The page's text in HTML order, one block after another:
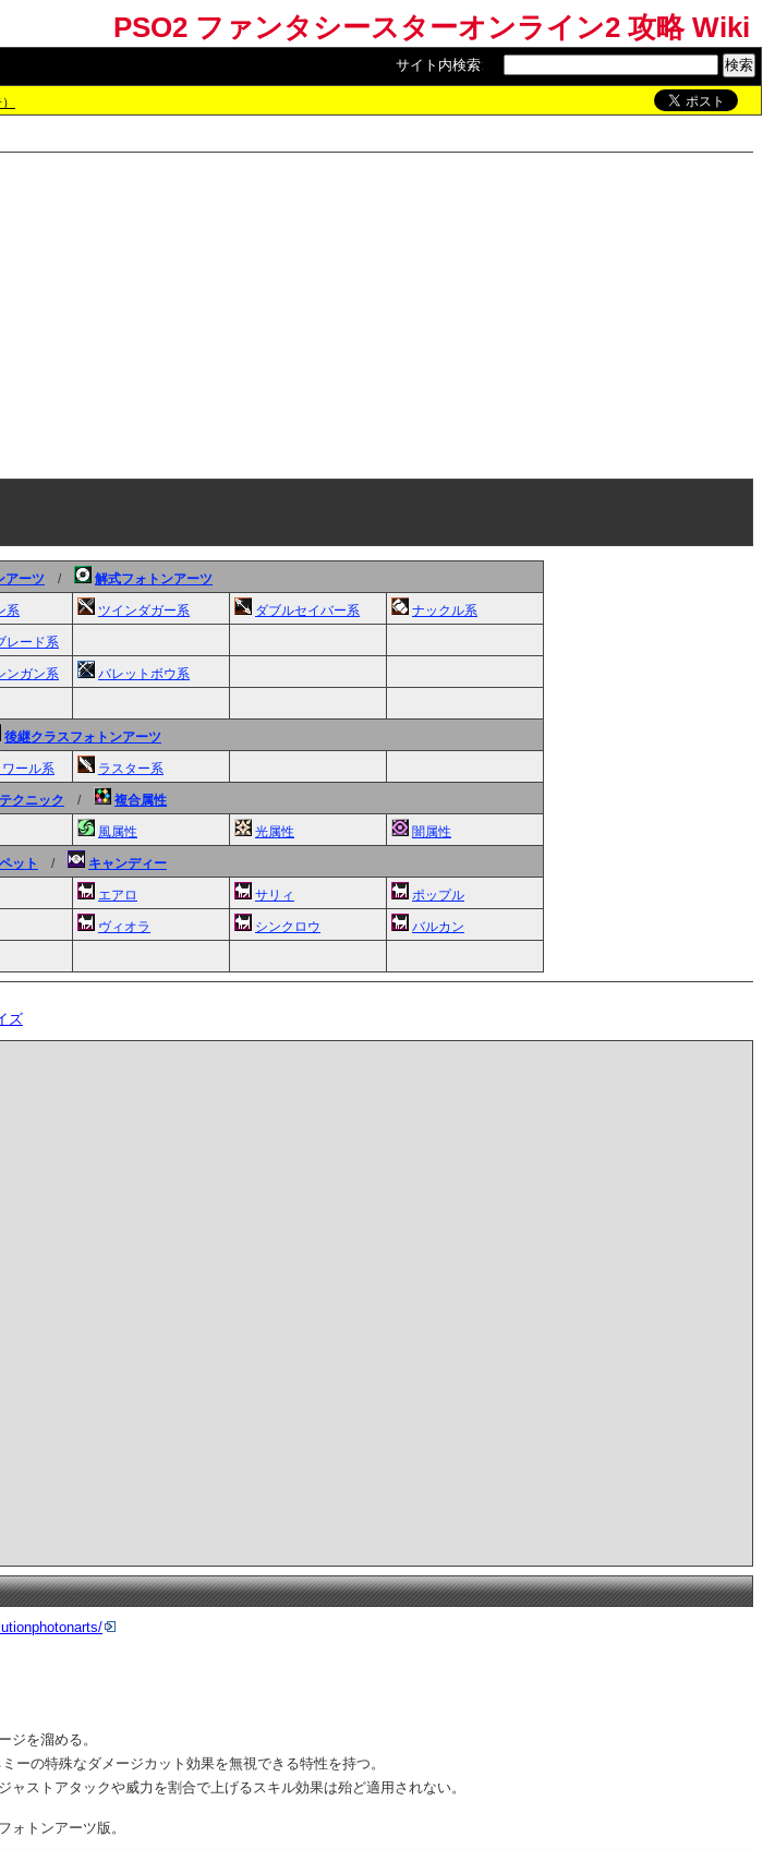
PSO2 ファンタシースターオンライン2 攻略 Wiki
サイト内検索:
アーツ / 解式フォトンアーツ
系 ツインダガー系 ダブルセイバー系 ナックル系
レード系
ンガン系 バレットボウ系
後継クラスフォトンアーツ
ール系 ラスター系
テクニック / 複合属性
風属性 光属性 闇属性
ペット / キャンディー
エアロ サリィ ポップル
ヴィオラ シンクロウ バルカン
ズ
ジを溜める。
ーの特殊なダメージカット効果を無視できる特性を持つ。
ストアタックや威力を割合で上げるスキル効果は殆ど適用されない。
ォトンアーツ版。